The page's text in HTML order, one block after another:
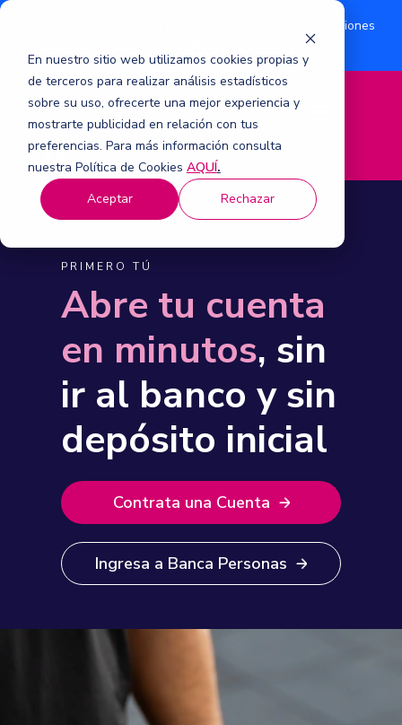
En nuestro sitio web utilizamos cookies propias y
de terceros para realizar análisis estadísticos
sobre su uso, ofrecerte una mejor experiencia y
mostrarte publicidad en relación con tus
preferencias. Para más información consulta
nuestra Política de Cookies AQUÍ.
Aceptar
Rechazar
¿Eres accionista? Conoce acerca de la suscripción de acciones
M
e
n
PRIMERO TÚ
Abre tu cuenta
en minutos, sin
ir al banco y sin
depósito inicial
Contrata una Cuenta
Ingresa a Banca Personas